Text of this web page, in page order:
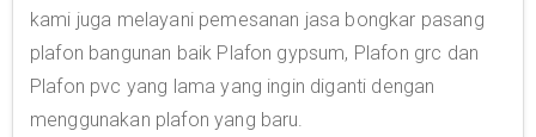
kami juga melayani pemesanan jasa bongkar pasang
plafon bangunan baik Plafon gypsum, Plafon grc dan
Plafon pvc yang lama yang ingin diganti dengan
menggunakan plafon yang baru.